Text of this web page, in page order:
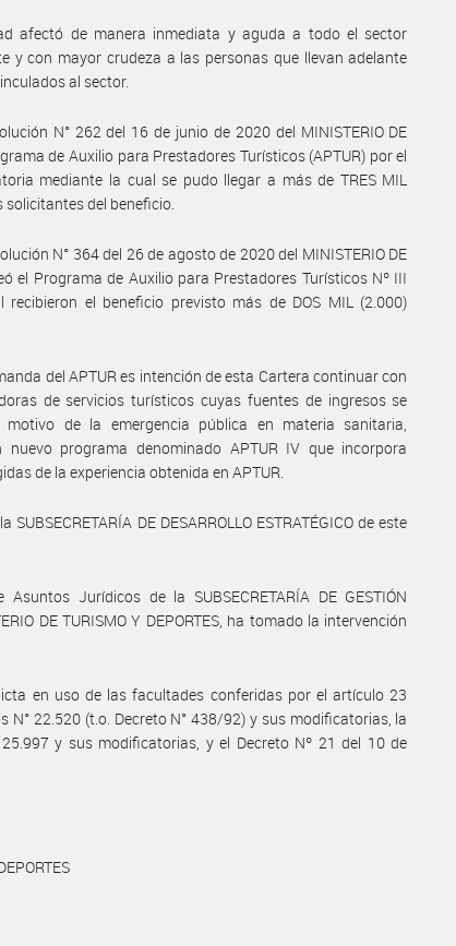
afectó de manera inmediata y aguda a todo el sector
y con mayor crudeza a las personas que llevan adelante
al sector.
N° 262 del 16 de junio de 2020 del MINISTERIO DE
de Auxilio para Prestadores Turísticos (APTUR) por el
mediante la cual se pudo llegar a más de TRES MIL
solicitantes del beneficio.
N° 364 del 26 de agosto de 2020 del MINISTERIO DE
el Programa de Auxilio para Prestadores Turísticos Nº III
recibieron el beneficio previsto más de DOS MIL (2.000)
del APTUR es intención de esta Cartera continuar con
de servicios turísticos cuyas fuentes de ingresos se
de la emergencia pública en materia sanitaria,
programa denominado APTUR IV que incorpora
de la experiencia obtenida en APTUR.
DE DESARROLLO ESTRATÉGICO de este
Jurídicos de la SUBSECRETARÍA DE GESTIÓN
DE TURISMO Y DEPORTES, ha tomado la intervención
en uso de las facultades conferidas por el artículo 23
N° 22.520 (t.o. Decreto N° 438/92) y sus modificatorias, la
y sus modificatorias, y el Decreto Nº 21 del 10 de